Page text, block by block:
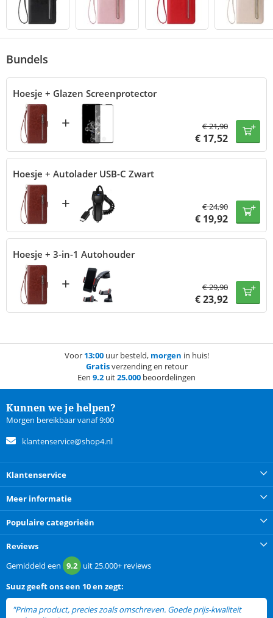
Bundels
Hoesje + Glazen Screenprotector
+ €21,90
€ 17,52
Hoesje + Autolader USB-C Zwart
+ €24,90
€ 19,92
Hoesje + 3-in-1 Autohouder
+ €29,90
€23,92
Voor 13:00uur besteld, morgen in huis!
Gratisverzending en retour
Een 9.2 uit25.000 beoordelingen
Kunnen we je helpen?
Morgen bereikbaar vanaf 9:00
klantenservice@shop4.nl
Klantenservice
Meer informatie
Populaire categorieën
Reviews
Gemiddeld een 9.2 uit25.000+ reviews
Suuzgeeft ons een 10 en zegt:
"Prima product, precies zoals omschreven. Goede prijs-kwaliteit